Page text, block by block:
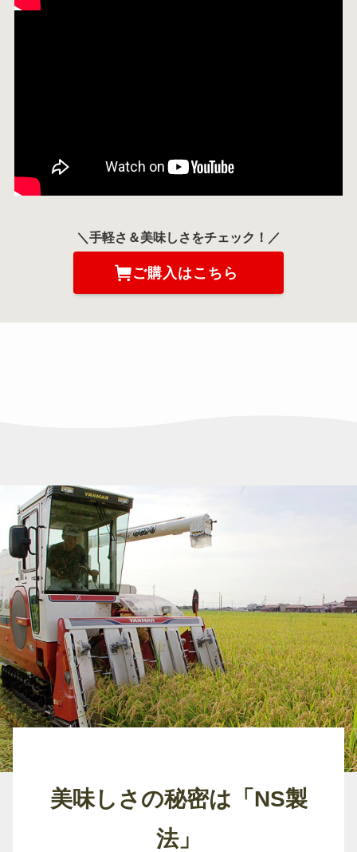
＼手軽さ＆美味しさをチェック！／
ご購入はこちら
美味しさの秘密は「NS製
法」